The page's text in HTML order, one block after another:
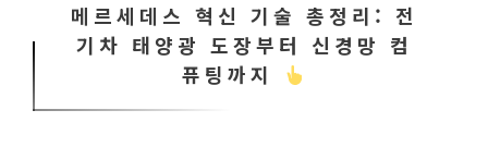
메르세데스 혁신 기술 총정리: 전
기차 태양광 도장부터 신경망 컴
퓨팅까지